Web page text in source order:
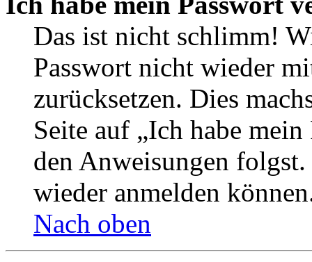
Das ist nicht schlimm!
Passwort nicht wieder
zurücksetzen. Dies
Seite auf „Ich habe
den Anweisungen
wieder anmelden
Nach oben